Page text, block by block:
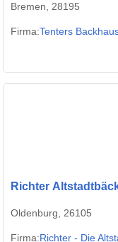
Bremen, 28195
Firma:Tenters
Richter
Oldenburg, 26105
Firma:Richter - Die